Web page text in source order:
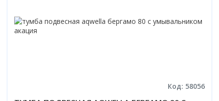
Код: 58056